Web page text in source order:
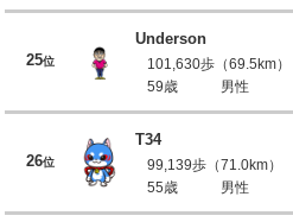
25位
Underson
101,630歩（69.5km）
59歳
男性
26位
T34
99,139歩（71.0km）
55歳
男性